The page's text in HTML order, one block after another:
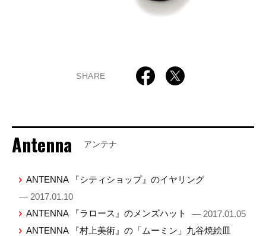
SHARE
Antenna アンテナ
ANTENNA 『シティショップ』のイヤリング
— 2017.01.10
ANTENNA 『ラロース』のメンズハット
— 2017.01.05
ANTENNA 『村上美術』の「ムーミン」九谷焼絵皿